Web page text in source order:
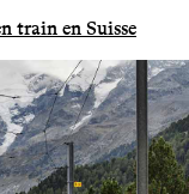
train en Suisse